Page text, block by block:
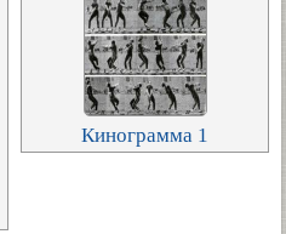
Кинограмма 1